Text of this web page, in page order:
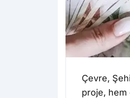
Çevre,
proje, hem